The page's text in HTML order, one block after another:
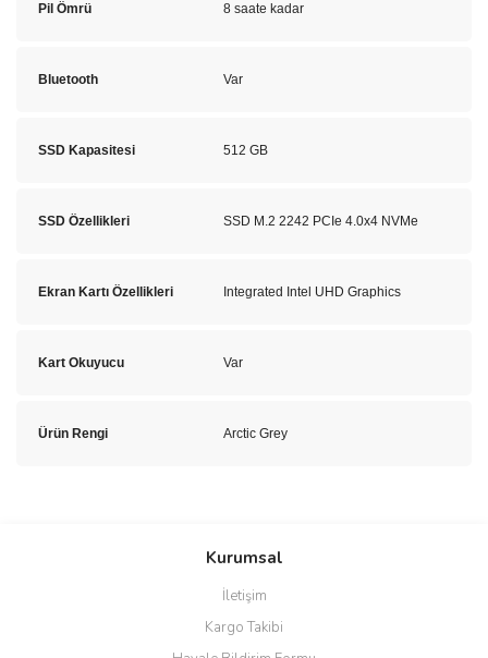
Pil Ömrü 8 saate kadar
Bluetooth Var
SSD Kapasitesi 512 GB
SSD Özellikleri SSD M.2 2242 PCIe 4.0x4 NVMe
Ekran Kartı Özellikleri Integrated Intel UHD Graphics
Kart Okuyucu Var
Ürün Rengi Arctic Grey
Bu ürüne ilk yorumu siz yapın!
Ürün resmi kalitesiz, bozuk veya görüntülenemiyor.
Kurumsal
İletişim
Kargo Takibi